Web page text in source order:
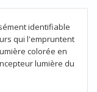
identifiable
qui l'empruntent
colorée en
lumière du